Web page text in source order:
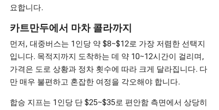
요합니다.
카트만두에서 마차 콜라까지
먼저, 대중버스는 1인당 약 $8~$12로 가장 저렴한 선택지
입니다. 목적지까지 도착하는 데 약 10~12시간이 걸리며,
가격은 도로 상황과 정차 횟수에 따라 크게 달라집니다. 다
만 매우 불편하고 혼잡한 여정을 각오해야 합니다.
합승 지프는 1인당 단 $25~$35로 편안함 측면에서 상당히